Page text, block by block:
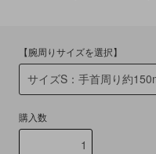
【腕周りサイズを選択】
購入数